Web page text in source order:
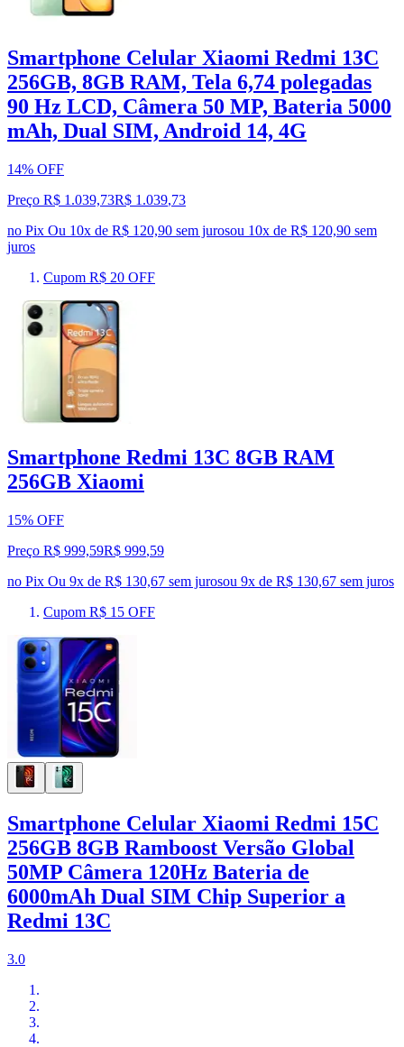
Smartphone Celular Xiaomi Redmi 13C
256GB, 8GB RAM, Tela 6,74 polegadas
90 Hz LCD, Câmera 50 MP, Bateria 5000
mAh, Dual SIM, Android 14, 4G
14% OFF
Preço R$ 1.039,73R$ 1.039,73
no Pix Ou 10x de R$ 120,90 sem jurosou 10x de R$ 120,90 sem
juros
Cupom R$ 20 OFF
Smartphone Redmi 13C 8GB RAM
256GB Xiaomi
15% OFF
Preço R$ 999,59R$ 999,59
no Pix Ou 9x de R$ 130,67 sem jurosou 9x de R$ 130,67 sem juros
Cupom R$ 15 OFF
Smartphone Celular Xiaomi Redmi 15C
256GB 8GB Ramboost Versão Global
50MP Câmera 120Hz Bateria de
6000mAh Dual SIM Chip Superior a
Redmi 13C
3.0